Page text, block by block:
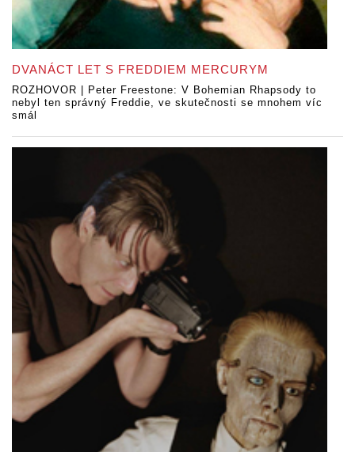
DVANÁCT LET S FREDDIEM MERCURYM
ROZHOVOR | Peter Freestone: V Bohemian Rhapsody to
nebyl ten správný Freddie, ve skutečnosti se mnohem víc
smál